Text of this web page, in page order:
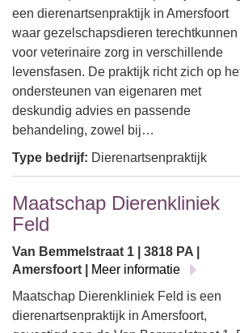
een dierenartsenpraktijk in Amersfoort
waar gezelschapsdieren terechtkunnen
voor veterinaire zorg in verschillende
levensfasen. De praktijk richt zich op
ondersteunen van eigenaren met
deskundig advies en passende
behandeling, zowel bij…
Type bedrijf: Dierenartsenpraktijk
Maatschap Dierenkliniek
Feld
Van Bemmelstraat 1 | 3818 PA |
Amersfoort |
Meer informatie
Maatschap Dierenkliniek Feld is een
dierenartsenpraktijk in Amersfoort,